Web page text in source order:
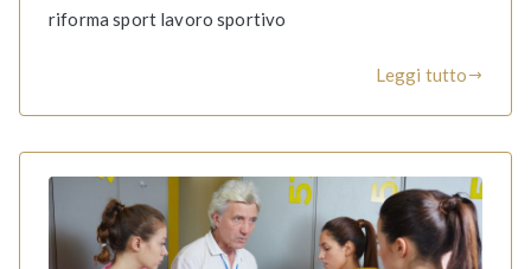
riforma sport lavoro sportivo
Leggi tutto